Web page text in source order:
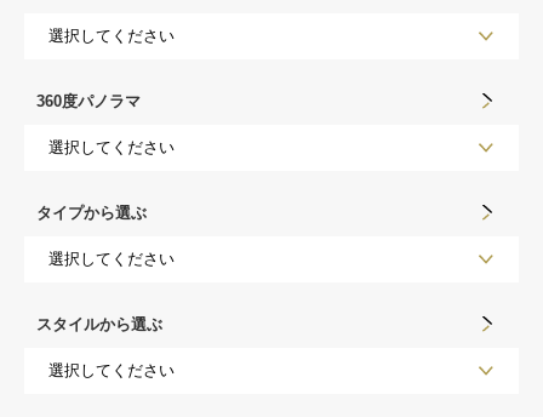
360度パノラマ
タイプから選ぶ
スタイルから選ぶ